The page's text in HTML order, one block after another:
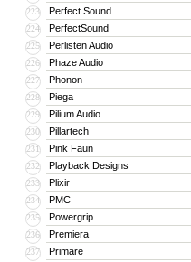
223 Perfect Sound
224 PerfectSound
225 Perlisten Audio
226 Phaze Audio
227 Phonon
228 Piega
229 Pilium Audio
230 Pillartech
231 Pink Faun
232 Playback Designs
233 Plixir
234 PMC
235 Powergrip
236 Premiera
237 Primare